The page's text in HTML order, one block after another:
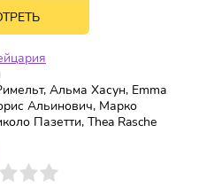
Альма Хасун, Emma
Альинович, Марко
Пазетти, Thea Rasche